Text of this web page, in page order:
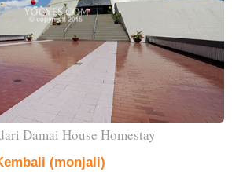
Damai House Homestay
(monjali)